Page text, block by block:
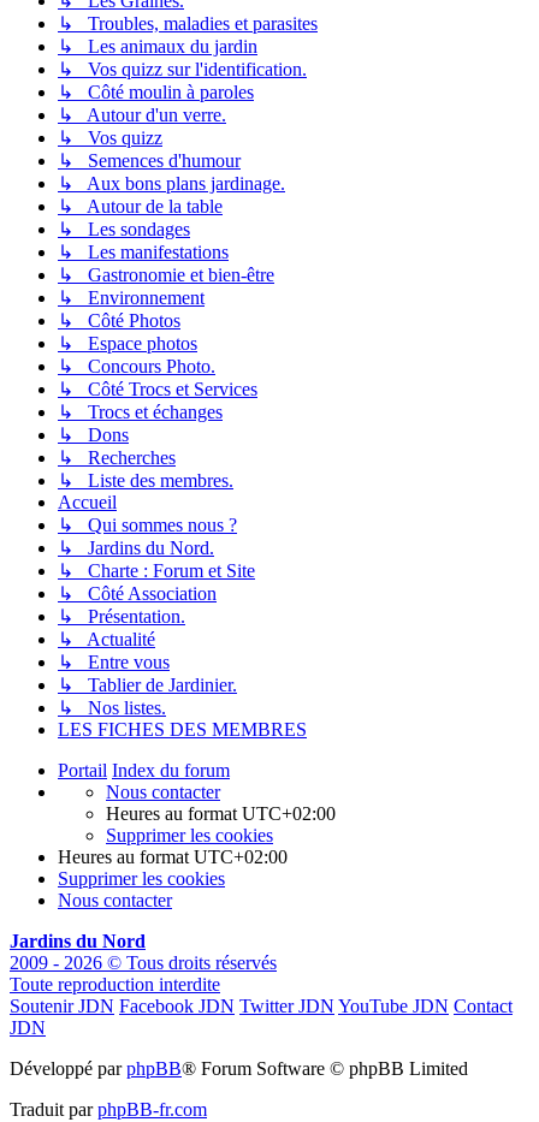
↳ Troubles, maladies et parasites
↳ Les animaux du jardin
↳ Vos quizz sur l'identification.
↳ Côté moulin à paroles
↳ Autour d'un verre.
↳ Vos quizz
↳ Semences d'humour
↳ Aux bons plans jardinage.
↳ Autour de la table
↳ Les sondages
↳ Les manifestations
↳ Gastronomie et bien-être
↳ Environnement
↳ Côté Photos
↳ Espace photos
↳ Concours Photo.
↳ Côté Trocs et Services
↳ Trocs et échanges
↳ Dons
↳ Recherches
↳ Liste des membres.
Accueil
↳ Qui sommes nous ?
↳ Jardins du Nord.
↳ Charte : Forum et Site
↳ Côté Association
↳ Présentation.
↳ Actualité
↳ Entre vous
↳ Tablier de Jardinier.
↳ Nos listes.
LES FICHES DES MEMBRES
Portail Index du forum
Nous contacter
Heures au format UTC+02:00
Supprimer les cookies
Heures au format UTC+02:00
Supprimer les cookies
Nous contacter
Jardins du Nord
2009 - 2026 © Tous droits réservés
Toute reproduction interdite
Soutenir JDN Facebook JDN Twitter JDN YouTube JDN Contact
JDN
Développé parphpBB® Forum Software © phpBB Limited
Traduit parphpBB-fr.com